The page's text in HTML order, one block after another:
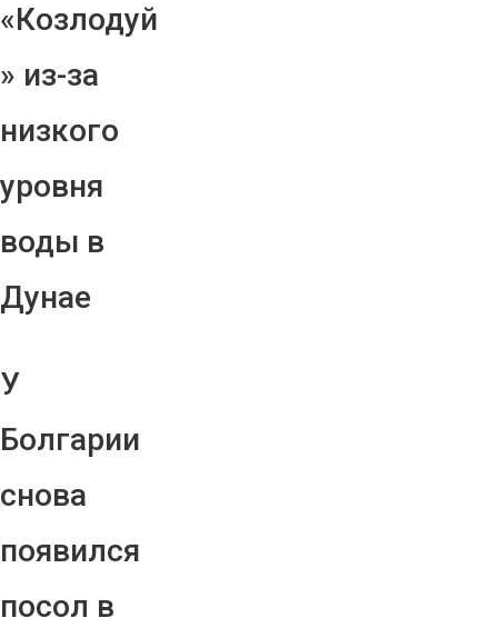
«Козлодуй
» из-за
низкого
уровня
воды в
Дунае
У
Болгарии
снова
появился
посол в